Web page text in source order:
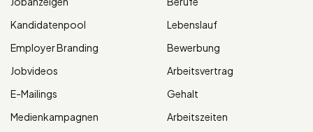
Kandidatenpool
Employer Branding
Jobvideos
E-Mailings
Medienkampagnen
Lebenslauf
Bewerbung
Arbeitsvertrag
Gehalt
Arbeitszeiten